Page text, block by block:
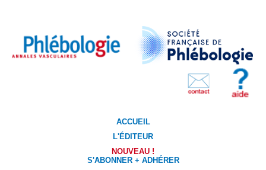
ACCUEIL
L'ÉDITEUR
NOUVEAU !
S'ABONNER + ADHÉRER